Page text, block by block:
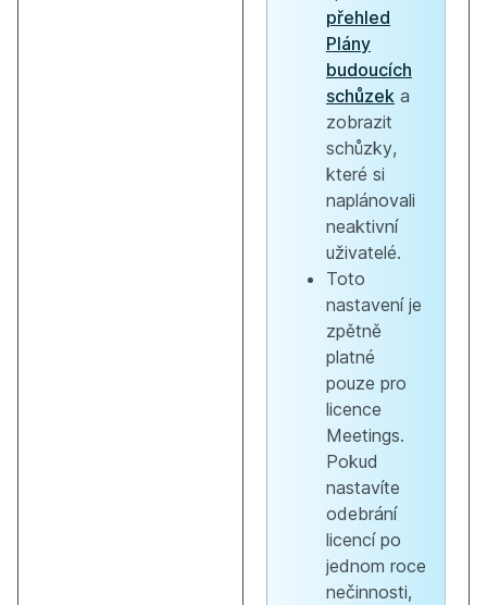
přehled
Plány
budoucích
schůzek a
zobrazit
schůzky,
které si
naplánovali
neaktivní
uživatelé.
Toto
nastavení je
zpětně
platné
pouze pro
licence
Meetings.
Pokud
nastavíte
odebrání
licencí po
jednom roce
nečinnosti,